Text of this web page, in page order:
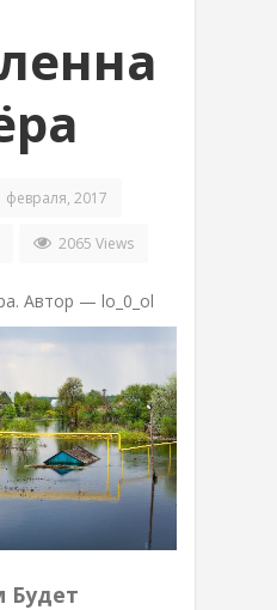
февраля, 2017
2065 Views
Автор — lo_0_ol
Будет